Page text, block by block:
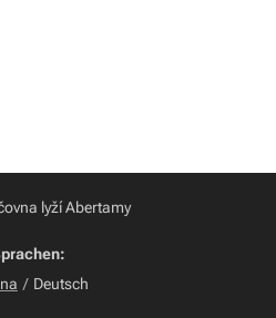
lyží Abertamy
Deutsch